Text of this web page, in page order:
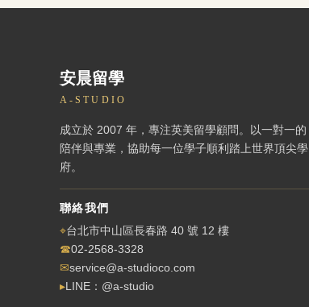
安晨留學
A-STUDIO
成立於 2007 年，專注英美留學顧問。以一對一的
陪伴與專業，協助每一位學子順利踏上世界頂尖學
府。
聯絡我們
⌖台北市中山區長春路 40 號 12 樓
☎02-2568-3328
✉service@a-studioco.com
▸LINE：@a-studio